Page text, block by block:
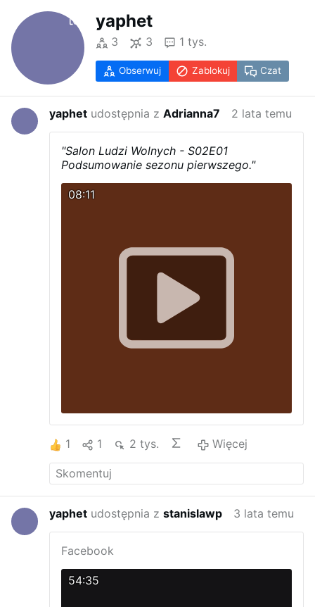
yaphet
3 3 1 tys.
Obserwuj Zablokuj Czat
yaphet udostępnia zAdrianna7 2 lata temu
"Salon Ludzi Wolnych - S02E01
Podsumowanie sezonu pierwszego."
08:11
1 1 2 tys. Więcej
yaphet udostępnia zstanislawp 3 lata temu
Facebook
54:35